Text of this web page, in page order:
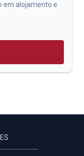
em alojamento e